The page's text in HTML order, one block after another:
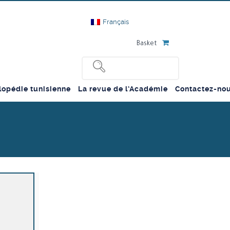
Français
Basket
tunisienne La revue de l’Académie Contactez-